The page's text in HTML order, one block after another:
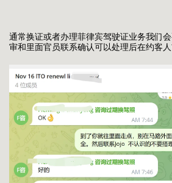
通常换证或者办理菲律宾驾驶证业务我们
审和里面官员联系确认可以处理后在约客人